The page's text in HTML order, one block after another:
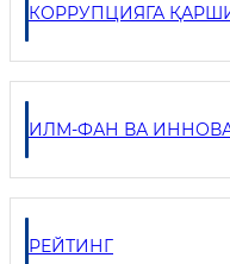
КОРРУПЦИЯГА
ИЛМ-ФАН ВА
РЕЙТИНГ